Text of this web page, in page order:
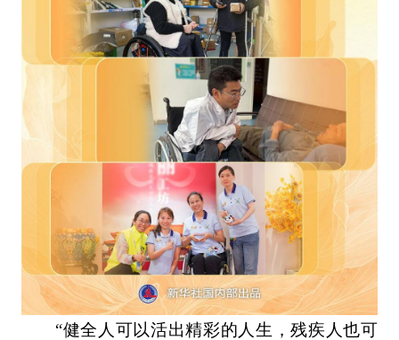
“健全人可以活出精彩的人生，残疾人也可